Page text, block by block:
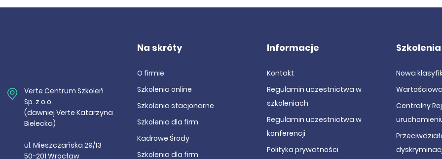
Agnieszka Zaborowska
Verte Centrum Szkoleń
Sp. z o.o.
(dawniej Verte Katarzyna
Bielecka)
ul. Mieszczańska 29/13
50-201 Wrocław
Na skróty
O firmie
Szkolenia online
Szkolenia stacjonarne
Szkolenia dla firm
Kadrowe Środy
Szkolenia dla firm
Informacje
Kontakt
Regulamin uczestnictwa w
szkoleniach
Regulamin uczestnictwa w
konferencji
Polityka prywatności
Nowa
Centralny